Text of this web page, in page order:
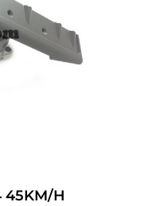
45KM/H